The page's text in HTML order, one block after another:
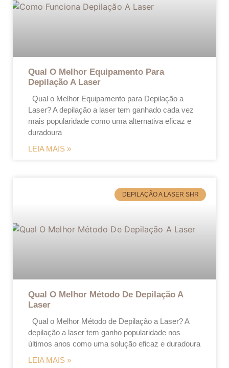
Qual O Melhor Equipamento Para
Depilação A Laser
Qual o Melhor Equipamento para Depilação a
Laser? A depilação a laser tem ganhado cada vez
mais popularidade como uma alternativa eficaz e
duradoura
LEIA MAIS »
DEPILAÇÃO A LASER SHR
Qual O Melhor Método De Depilação A
Laser
Qual o Melhor Método de Depilação a Laser? A
depilação a laser tem ganho popularidade nos
últimos anos como uma solução eficaz e duradoura
LEIA MAIS »